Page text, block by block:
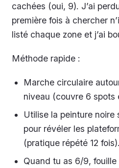
cachées (oui, 9). J’ai
première fois à chercher
listé chaque zone et j’ai
Méthode rapide :
Marche circulaire
niveau (couvre 6 spots
Utilise la peinture
pour révéler les
(pratique répété 12 fois).
Quand tu as 6/9,